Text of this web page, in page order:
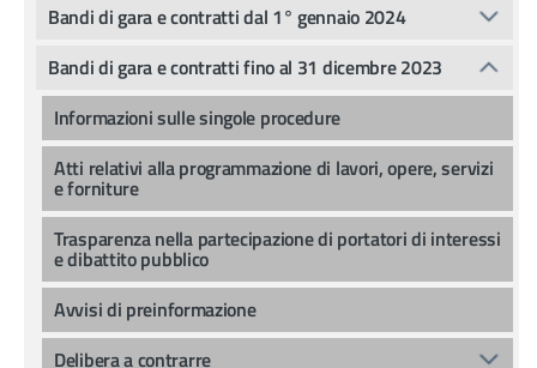
Bandi di gara e contratti dal 1° gennaio 2024
Bandi di gara e contratti fino al 31 dicembre 2023
Informazioni sulle singole procedure
Atti relativi alla programmazione di lavori, opere, servizi
e forniture
Trasparenza nella partecipazione di portatori di interessi
e dibattito pubblico
Avvisi di preinformazione
Delibera a contrarre